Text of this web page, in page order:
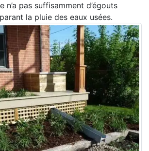
n’a pas suffisamment d’égouts
la pluie des eaux usées.